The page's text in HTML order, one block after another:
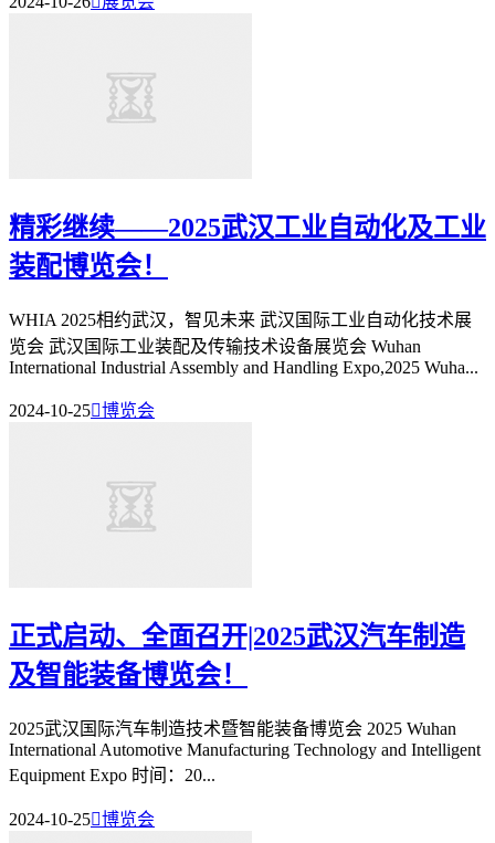
精彩继续——2025武汉工业自动化及工业
装配博览会！
WHIA 2025相约武汉，智见未来 武汉国际工业自动化技术展
览会 武汉国际工业装配及传输技术设备展览会 Wuhan
International Industrial Assembly and Handling Expo,2025 Wuha...
2024-10-25博览会
正式启动、全面召开|2025武汉汽车制造
及智能装备博览会！
2025武汉国际汽车制造技术暨智能装备博览会 2025 Wuhan
International Automotive Manufacturing Technology and Intelligent
Equipment Expo 时间：20...
2024-10-25博览会